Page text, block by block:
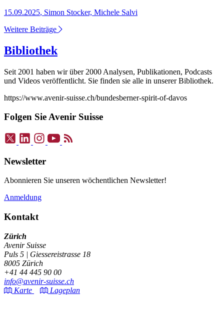
15.09.2025, Simon Stocker, Michele Salvi
Weitere Beiträge
Bibliothek
Seit 2001 haben wir über 2000 Analysen, Publikationen, Podcasts
und Videos veröffentlicht. Sie finden sie alle in unserer Bibliothek.
https://www.avenir-suisse.ch/bundesberner-spirit-of-davos
Folgen Sie Avenir Suisse
Newsletter
Abonnieren Sie unseren wöchentlichen Newsletter!
Anmeldung
Kontakt
Zürich
Avenir Suisse
Puls 5 | Giessereistrasse 18
8005 Zürich
+41 44 445 90 00
info@avenir-suisse.ch
Karte
Lageplan